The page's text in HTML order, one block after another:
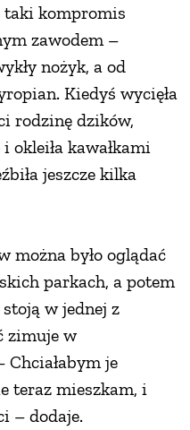
taki kompromis
zawodem –
nożyk, a od
Kiedyś wycięła
rodzinę dzików,
okleiła kawałkami
jeszcze kilka
można było oglądać
parkach, a potem
w jednej z
zimuje w
je
teraz mieszkam, i
– dodaje.